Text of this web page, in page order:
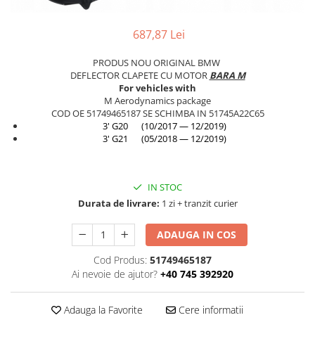
Carenaj roata
Overfender aripa
Panou acoperire trigger
687,87 Lei
PRODUS NOU ORIGINAL BMW
DEFLECTOR CLAPETE CU MOTOR BARA M
For vehicles with
M Aerodynamics package
COD OE 51749465187 SE SCHIMBA IN 51745A22C65
3' G20 (10/2017 — 12/2019)
3' G21 (05/2018 — 12/2019)
IN STOC
Durata de livrare: 1 zi + tranzit curier
ADAUGA IN COS
Cod Produs: 51749465187
Ai nevoie de ajutor? +40 745 392920
Adauga la Favorite Cere informatii